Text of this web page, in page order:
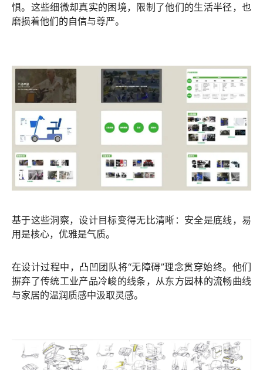
惧。这些细微却真实的困境，限制了他们的生活半径，也
磨损着他们的自信与尊严。
基于这些洞察，设计目标变得无比清晰：安全是底线，易
用是核心，优雅是气质。
在设计过程中，凸凹团队将“无障碍”理念贯穿始终。他们
摒弃了传统工业产品冷峻的线条，从东方园林的流畅曲线
与家居的温润质感中汲取灵感。